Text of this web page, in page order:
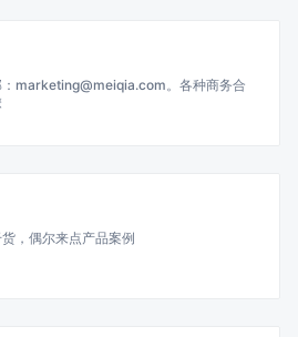
：marketing@meiqia.com。各种商务合
，偶尔来点产品案例